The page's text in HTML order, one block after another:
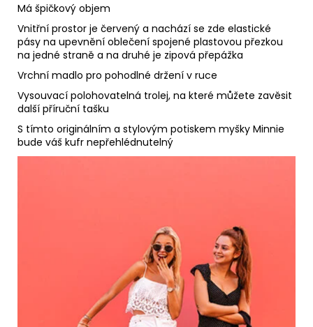
Má špičkový objem
Vnitřní prostor je červený a nachází se zde elastické
pásy na upevnění oblečení spojené plastovou přezkou
na jedné straně a na druhé je zipová přepážka
Vrchní madlo pro pohodlné držení v ruce
Vysouvací polohovatelná trolej, na které můžete zavěsit
další příruční tašku
S tímto originálním a stylovým potiskem myšky Minnie
bude váš kufr nepřehlédnutelný